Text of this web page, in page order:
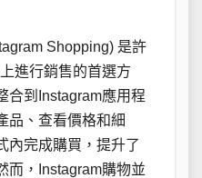
Shopping) 是許
進行銷售的首選方
合到Instagram應用程
品、查看價格和細
內完成購買，提升了
而，Instagram購物並